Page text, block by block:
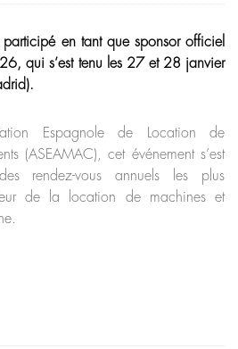
en tant que sponsor officiel
qui s’est tenu les 27 et 28 janvier
Espagnole de Location de
(ASEAMAC), cet événement s’est
rendez-vous annuels les plus
de la location de machines et